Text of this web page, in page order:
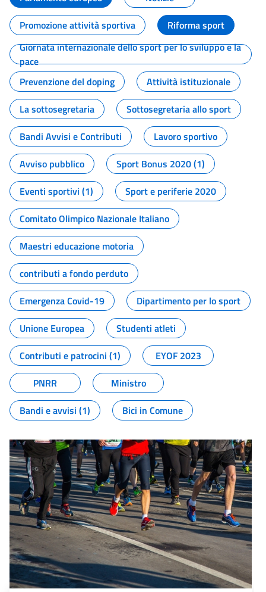
Promozione attività sportiva
Riforma sport
Giornata internazionale dello sport per lo sviluppo e la
pace
Prevenzione del doping
Attività istituzionale
La sottosegretaria
Sottosegretaria allo sport
Bandi Avvisi e Contributi
Lavoro sportivo
Avviso pubblico
Sport Bonus 2020 (1)
Eventi sportivi (1)
Sport e periferie 2020
Comitato Olimpico Nazionale Italiano
Maestri educazione motoria
contributi a fondo perduto
Emergenza Covid-19
Dipartimento per lo sport
Unione Europea
Studenti atleti
Contributi e patrocini (1)
EYOF 2023
PNRR
Ministro
Bandi e avvisi (1)
Bici in Comune